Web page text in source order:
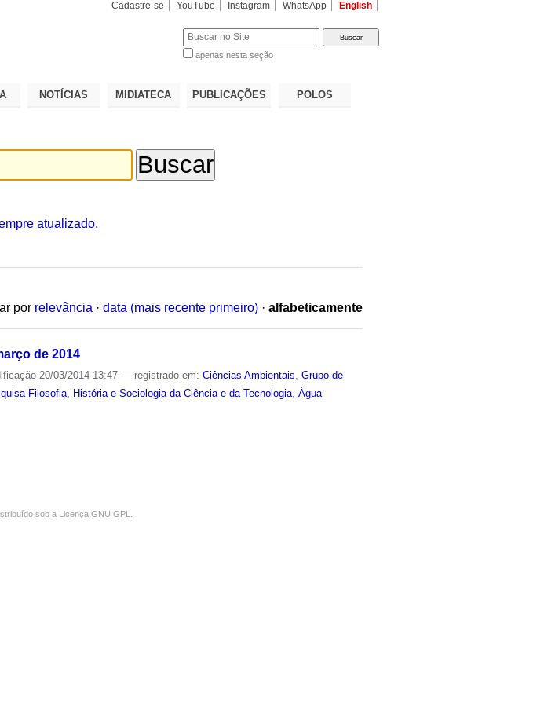
Cadastre-se YouTube Instagram WhatsApp English
apenas nesta seção
NOTÍCIAS MIDIATECA PUBLICAÇÕES POLOS
atualizado.
por relevância · data (mais recente primeiro) · alfabeticamente
de 2014
20/03/2014 13:47— registrado em:Ciências Ambientais ,Grupo de
Filosofia, História e Sociologia da Ciência e da Tecnologia ,Água
sob a Licença GNU GPL